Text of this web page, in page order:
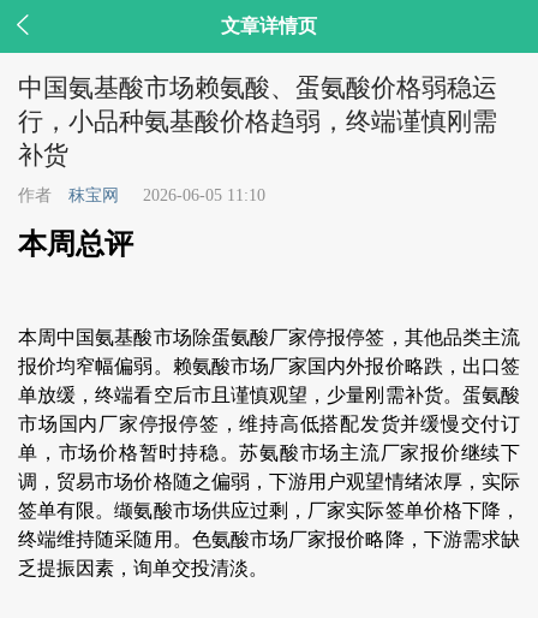
 文章详情页
中国氨基酸市场赖氨酸、蛋氨酸价格弱稳运
行，小品种氨基酸价格趋弱，终端谨慎刚需
补货
作者 秣宝网 2026-06-05 11:10
本周总评
本周中国氨基酸市场除蛋氨酸厂家停报停签，其他品类主流
报价均窄幅偏弱。赖氨酸市场厂家国内外报价略跌，出口签
单放缓，终端看空后市且谨慎观望，少量刚需补货。蛋氨酸
市场国内厂家停报停签，维持高低搭配发货并缓慢交付订
单，市场价格暂时持稳。苏氨酸市场主流厂家报价继续下
调，贸易市场价格随之偏弱，下游用户观望情绪浓厚，实际
签单有限。缬氨酸市场供应过剩，厂家实际签单价格下降，
终端维持随采随用。色氨酸市场厂家报价略降，下游需求缺
乏提振因素，询单交投清淡。